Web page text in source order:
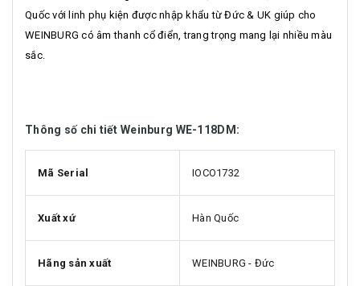
Quốc với linh phụ kiện được nhập khẩu từ Đức & UK giúp cho
WEINBURG có âm thanh cổ điển, trang trọng mang lại nhiều màu
sắc.
Thông số chi tiết Weinburg WE-118DM:
Mã Serial IOCO1732
Xuất xứ Hàn Quốc
Hãng sản xuất WEINBURG - Đức